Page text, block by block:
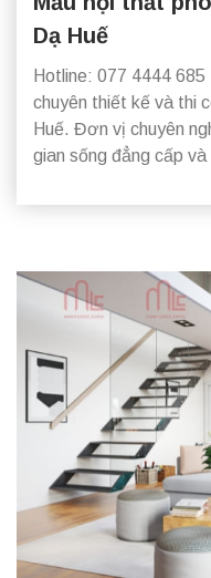
Dạ Huế
Hotline: 077 4444
chuyên thiết kế và thi
Huế. Đơn vị chuyên
gian sống đẳng cấp và